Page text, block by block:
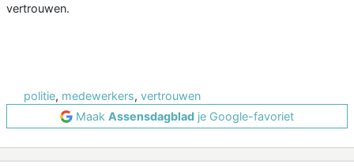
vertrouwen.
politie, medewerkers, vertrouwen
Maak Assensdagblad je Google-favoriet